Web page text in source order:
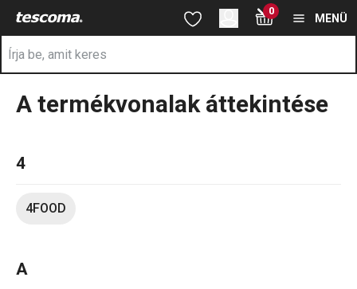
Ugrás a fő tartalomhoz
Ugrás a kereséshez
Ugrás a navigációhoz 0
MENÜ
A termékvonalak áttekintése
4
4FOOD
A